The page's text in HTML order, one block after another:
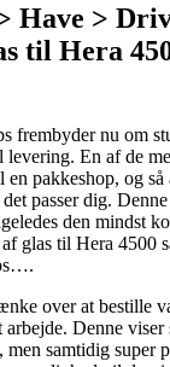
Have >
til Hera
frembyder nu om
En af de
pakkeshop, og
passer dig.
den mindst
glas til Hera 4500
over at bestille
Denne viser
men samtidig super